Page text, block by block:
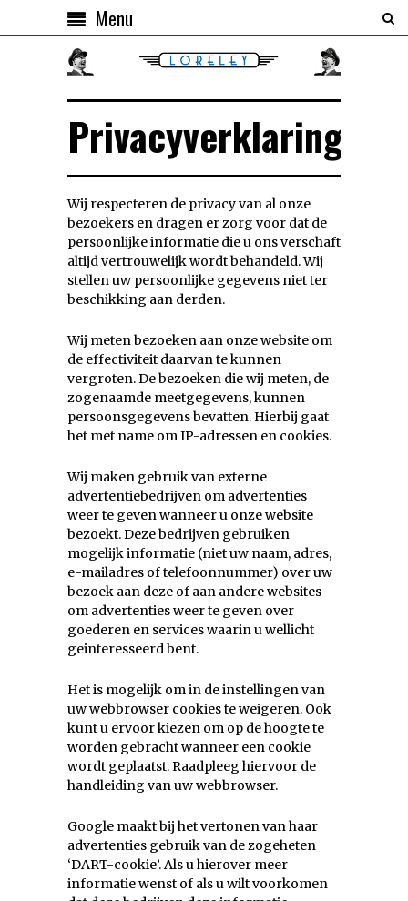
Menu
Privacyverklaring
Wij respecteren de privacy van al onze
bezoekers en dragen er zorg voor dat de
persoonlijke informatie die u ons verschaft
altijd vertrouwelijk wordt behandeld. Wij
stellen uw persoonlijke gegevens niet ter
beschikking aan derden.
Wij meten bezoeken aan onze website om
de effectiviteit daarvan te kunnen
vergroten. De bezoeken die wij meten, de
zogenaamde meetgegevens, kunnen
persoonsgegevens bevatten. Hierbij gaat
het met name om IP-adressen en cookies.
Wij maken gebruik van externe
advertentiebedrijven om advertenties
weer te geven wanneer u onze website
bezoekt. Deze bedrijven gebruiken
mogelijk informatie (niet uw naam, adres,
e-mailadres of telefoonnummer) over uw
bezoek aan deze of aan andere websites
om advertenties weer te geven over
goederen en services waarin u wellicht
geinteresseerd bent.
Het is mogelijk om in de instellingen van
uw webbrowser cookies te weigeren. Ook
kunt u ervoor kiezen om op de hoogte te
worden gebracht wanneer een cookie
wordt geplaatst. Raadpleeg hiervoor de
handleiding van uw webbrowser.
Google maakt bij het vertonen van haar
advertenties gebruik van de zogeheten
‘DART-cookie’. Als u hierover meer
informatie wenst of als u wilt voorkomen